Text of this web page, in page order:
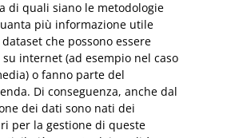
di quali siano le metodologie
più informazione utile
che possono essere
internet (ad esempio nel caso
o fanno parte del
Di conseguenza, anche dal
dei dati sono nati dei
per la gestione di queste